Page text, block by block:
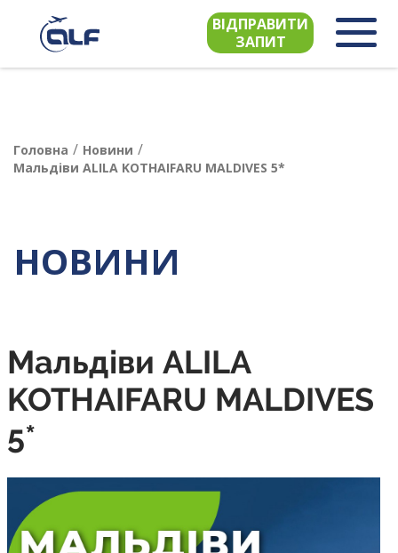
ВІДПРАВИТИ
ЗАПИТ
Головна / Новини /
Мальдіви ALILA KOTHAIFARU MALDIVES 5*
НОВИНИ
Мальдіви ALILA
KOTHAIFARU MALDIVES
5*